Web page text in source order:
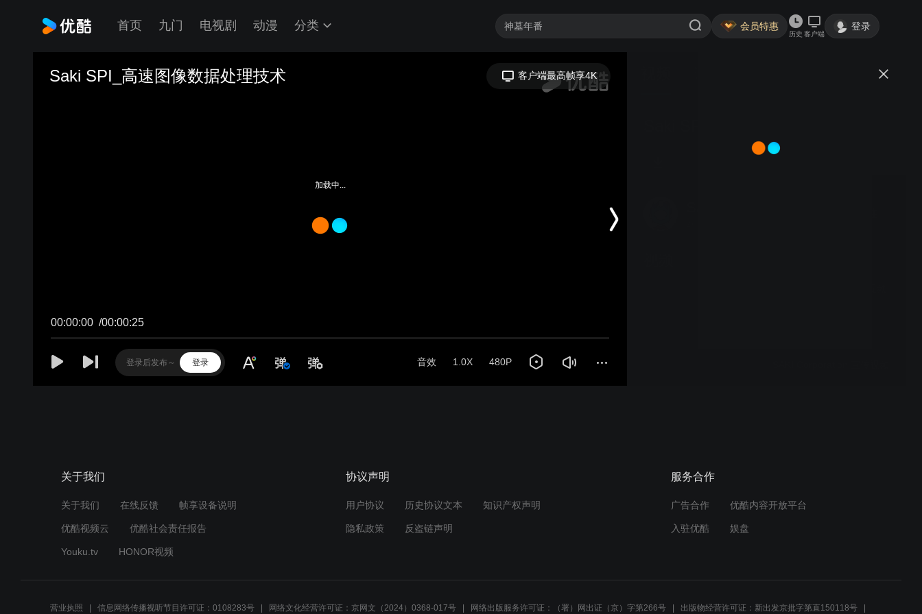
首页 九门 电视剧 动漫 分类 会员特惠
历史 客户端
登录
Saki SPI_高速图像数据处理技术 客户端最高帧享4K
00:00:00 /00:00:25
登录 音效 1.0X 480P
加载中...
关于我们
关于我们 在线反馈 帧享设备说明
优酷视频云 优酷社会责任报告
Youku.tv HONOR视频
协议声明
用户协议 历史协议文本 知识产权声明
隐私政策 反盗链声明
服务合作
广告合作 优酷内容开放平台
入驻优酷 娱盘
营业执照 信息网络传播视听节目许可证：0108283号 网络文化经营许可证：京网文（2024）0368-017号 网络出版服务许可证：（署）网出证（京）字第266号 出版物经营许可证：新出发京批字第直150118号